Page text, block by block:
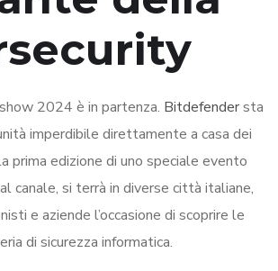
2024 è in partenza. Bitdefendersta
imperdibile direttamente a casa dei
prima edizione di uno speciale evento
canale, si terrà in diverse città italiane,
e aziende l’occasione di scoprire le
di sicurezza informatica.